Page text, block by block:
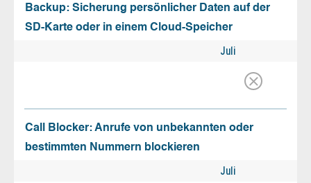
Backup: Sicherung persönlicher Daten auf der
SD-Karte oder in einem Cloud-Speicher
Juli
Call Blocker: Anrufe von unbekannten oder
bestimmten Nummern blockieren
Juli